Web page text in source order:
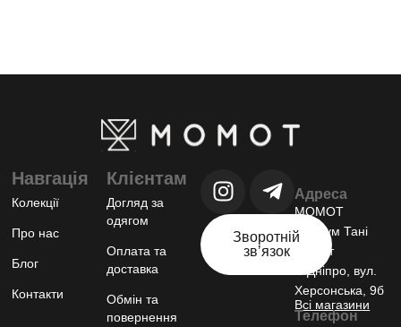
Адреса
МОМОТ
шоурум Тані
Момот
м.Дніпро, вул.
Херсонська, 9б
Всі магазини
Телефон
Навгація
Колекції
Про нас
Блог
Контакти
Клієнтам
Догляд за
одягом
Оплата та
доставка
Обмін та
повернення
Зворотній
звʼязок